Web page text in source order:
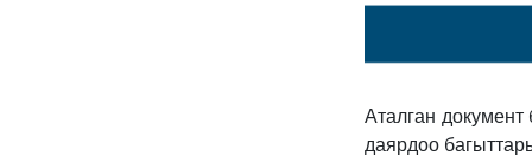
Аталган
даярдоо